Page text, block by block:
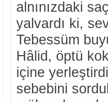
alnınızdaki
yalvardı ki,
Tebessüm
Hâlid, öptü
içine
sebebini